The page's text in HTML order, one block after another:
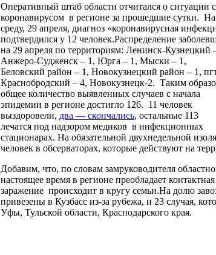
Оперативный штаб области отчитался о ситуации с
коронавирусом в регионе за прошедшие сутки. На
среду, 29 апреля, диагноз «коронавирусная
подтвердился у 12 человек.Распределение
на 29 апреля по территориям: Ленинск-Кузнецкий
Анжеро-Судженск – 1, Юрга – 1, Мыски – 1,
Беловский район – 1, Новокузнецкий район – 1,
Краснобродский – 4, Новокузнецк-2. Таким
общее количество выявленных случаев с начала
эпидемии в регионе достигло 126. 11 человек
выздоровели, два — скончались, остальные 113
лечатся под надзором медиков в инфекционных
стационарах. На обязательной двухнедельной
человек в обсерваторах, которые действуют на
Добавим, что, по словам замруководителя
настоящее время в регионе преобладает
заражение происходит в кругу семьи.На долю
привезены в Кузбасс из-за рубежа, и 23 случая,
Уфы, Тульской области, Краснодарского края.